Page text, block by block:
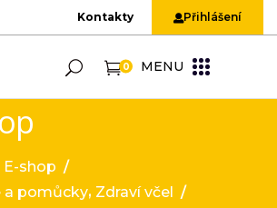
Kontakty Přihlášení
0 MENU
E-shop /
a pomůcky, Zdraví včel
/